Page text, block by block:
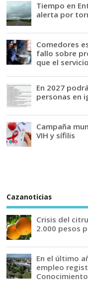
Tiempo en
alerta por
Comedores
fallo sobre
que el
En 2027
personas en
Campaña
VIH y sífilis
Cazanoticias
Crisis del
2.000 pesos
En el último
empleo